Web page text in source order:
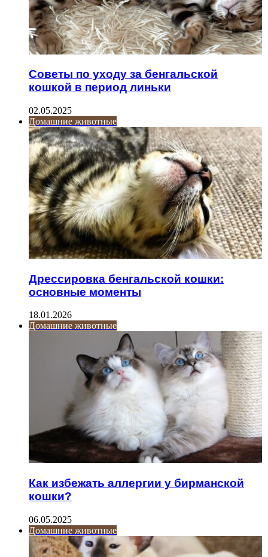
Советы по уходу за бенгальской
кошкой в период линьки
02.05.2025
Домашние животные
Дрессировка бенгальской кошки:
основные моменты
18.01.2026
Домашние животные
Как избежать аллергии у бирманской
кошки?
06.05.2025
Домашние животные